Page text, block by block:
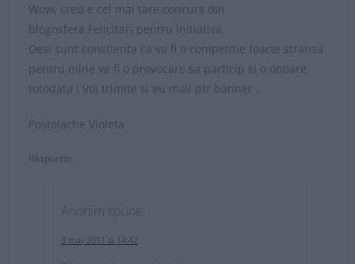
Wow, cred e cel mai tare concurs din
blogosfera.Felicitari pentru initiativa.
Desi sunt constienta ca va fi o competitie foarte stransa
pentru mine va fi o provocare sa particip si o onoare
totodata ! Voi trimite si eu mail ptr banner .
Postolache Violeta
Răspunde
Anonim spune:
3 mai, 2011 la 14:42